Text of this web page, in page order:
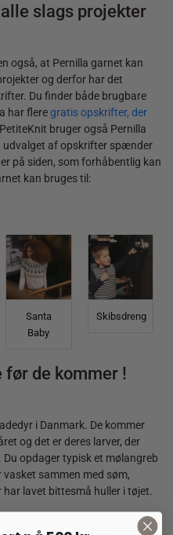
slags projekter
også, at Pernilla garnet kan
og derfor har det
Du finder både brugbare
har fleregratis opskrifter, der
bruger også Pernilla
udvalget af opskrifter spænder
på siden, som forhåbentlig kan
kan bruges til:
Santa
Baby
Skibsdreng
de kommer !
i Danmark. De kommer
og det er deres larver, der
opdager typisk et mølangreb
sammen med søm,
lavet bittesmå huller i tøjet.